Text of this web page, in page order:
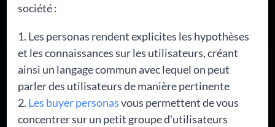
société :
Les personas rendent explicites les hypothèses
et les connaissances sur les utilisateurs, créant
ainsi un langage commun avec lequel on peut
parler des utilisateurs de manière pertinente
Les buyer personasvous permettent de vous
concentrer sur un petit groupe d'utilisateurs